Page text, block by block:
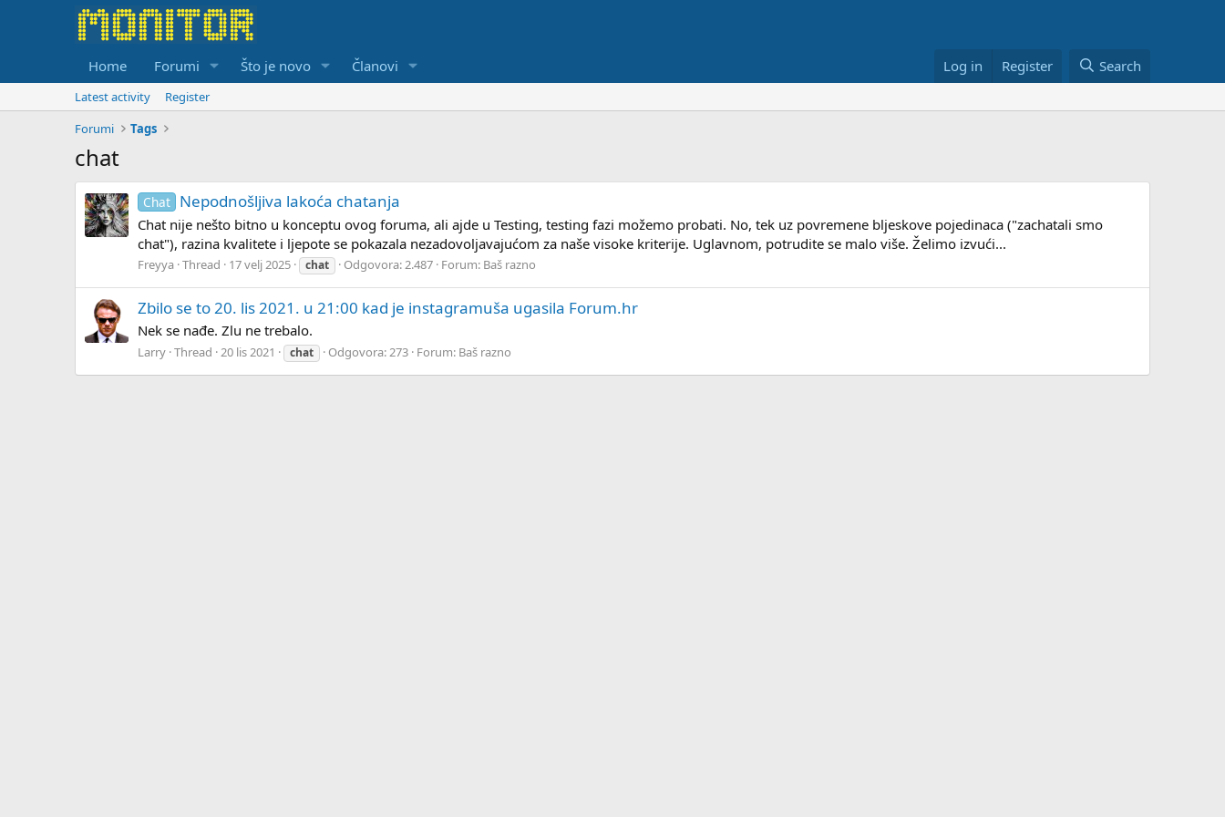
Home Forumi Što je novo Članovi Log in Register Search
Latest activity
Register
Forumi
Tags
chat
Chat Nepodnošljiva lakoća chatanja
Chat nije nešto bitno u konceptu ovog foruma, ali ajde u Testing, testing fazi možemo probati. No, tek uz povremene bljeskove pojedinaca ("zachatali smo
chat"), razina kvalitete i ljepote se pokazala nezadovoljavajućom za naše visoke kriterije. Uglavnom, potrudite se malo više. Želimo izvući...
Freyya Thread 17 velj 2025 chat Odgovora: 2.487 Forum: Baš razno
Zbilo se to 20. lis 2021. u 21:00 kad je instagramuša ugasila Forum.hr
Nek se nađe. Zlu ne trebalo.
Larry Thread 20 lis 2021 chat Odgovora: 273 Forum: Baš razno